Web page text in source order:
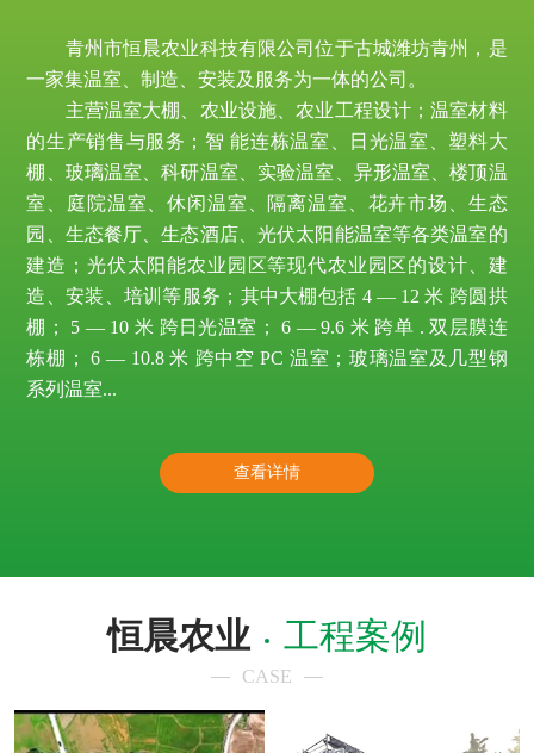
青州市恒晨农业科技有限公司位于古城潍坊青州，是
一家集温室、制造、安装及服务为一体的公司。
主营温室大棚、农业设施、农业工程设计；温室材料
的生产销售与服务；智 能连栋温室、日光温室、塑料大
棚、玻璃温室、科研温室、实验温室、异形温室、楼顶温
室、庭院温室、休闲温室、隔离温室、花卉市场、生态
园、生态餐厅、生态酒店、光伏太阳能温室等各类温室的
建造；光伏太阳能农业园区等现代农业园区的设计、建
造、安装、培训等服务；其中大棚包括 4 — 12 米 跨圆拱
棚； 5 — 10 米 跨日光温室； 6 — 9.6 米 跨单 . 双层膜连
栋棚； 6 — 10.8 米 跨中空 PC 温室；玻璃温室及几型钢
系列温室...
查看详情
恒晨农业 工程案例
CASE